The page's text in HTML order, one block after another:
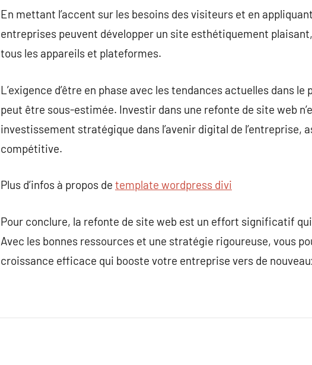
En mettant l’accent sur les besoins des visiteurs et en
entreprises peuvent développer un site esthétiquement
tous les appareils et plateformes.
L’exigence d’être en phase avec les tendances actuelles dans
peut être sous-estimée. Investir dans une refonte de site web
investissement stratégique dans l’avenir digital de l’entreprise,
compétitive.
Plus d’infos à propos de template wordpress divi
Pour conclure, la refonte de site web est un effort significatif
Avec les bonnes ressources et une stratégie rigoureuse, vous
croissance efficace qui booste votre entreprise vers de